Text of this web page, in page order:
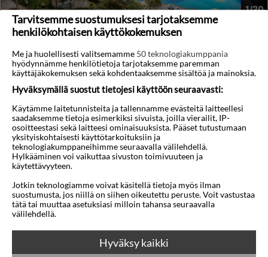
1/20
Le Meridien Al Aqah Beach Resort
Al Aqah, Fujairah,Arabiemiraatit
4,5/5 24°C 146km
Lennot: Tampere-Dubai
Paluu:
pe 12 helmi 2027 09:30
Yöt:
5
Kokonaishinta
€943
lue lisää
Huoneen tyyppi ja lento Valitse matka
1
Hintamuutoksia voi esiintyä tietokantojen päivitysten yhteydessä.
Tarvitsemme suostumuksesi tarjotaksemme
henkilökohtaisen käyttökokemuksen
Me ja huolellisesti valitsemamme 50 teknologiakumppania
hyödynnämme henkilötietoja tarjotaksemme paremman
käyttäjäkokemuksen sekä kohdentaaksemme sisältöä ja mainoksia.
Hyväksymällä suostut tietojesi käyttöön seuraavasti:
Käytämme laitetunnisteita ja tallennamme evästeitä laitteellesi
saadaksemme tietoja esimerkiksi sivuista, joilla vierailit, IP-
osoitteestasi sekä laitteesi ominaisuuksista. Pääset tutustumaan
yksityiskohtaisesti käyttötarkoituksiin ja
teknologiakumppaneihimme seuraavalla välilehdellä.
Hylkääminen voi vaikuttaa sivuston toimivuuteen ja
käytettävyyteen.
Jotkin teknologiamme voivat käsitellä tietoja myös ilman
suostumusta, jos niillä on siihen oikeutettu peruste. Voit vastustaa
tätä tai muuttaa asetuksiasi milloin tahansa seuraavalla
välilehdellä.
Hyväksy kaikki